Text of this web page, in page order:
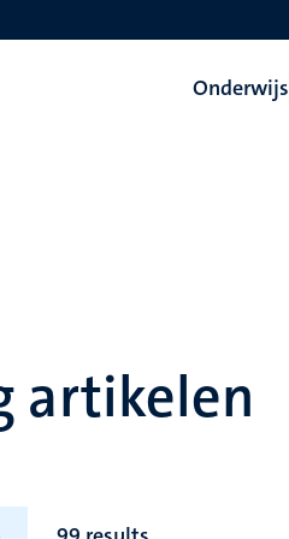
Onderwijs
artikelen